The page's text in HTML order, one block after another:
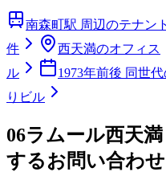
南森町駅 周辺のテナント
件
西天満のオフィス
ル
1973年前後 同世
りビル
06ラムール西天
するお問い合わせ